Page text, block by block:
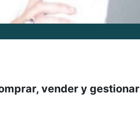
vender y gestionar